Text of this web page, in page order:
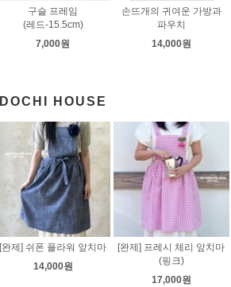
구슬 프레임
(레드-15.5cm)
7,000원
손뜨개의 귀여운 가방과
파우치
14,000원
DOCHI HOUSE
[완제] 쉬폰 플라워 앞치마
14,000원
[완제] 프레시 체리 앞치마
(핑크)
17,000원